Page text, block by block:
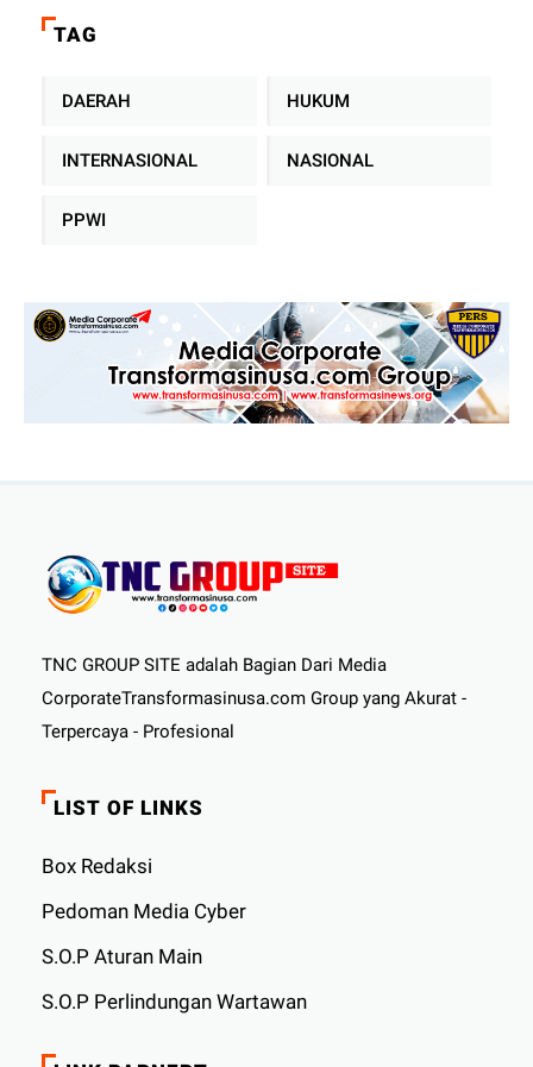
TAG
DAERAH HUKUM
INTERNASIONAL NASIONAL
PPWI
TNC GROUP SITE adalah Bagian Dari Media
CorporateTransformasinusa.com Group yang Akurat -
Terpercaya - Profesional
LIST OF LINKS
Box Redaksi
Pedoman Media Cyber
S.O.P Aturan Main
S.O.P Perlindungan Wartawan